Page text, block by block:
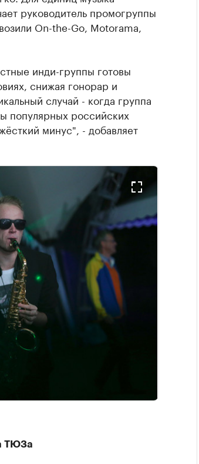
руководитель промогруппы
On-the-Go, Motorama,
инди-группы готовы
снижая гонорар и
случай - когда группа
популярных российских
минус", - добавляет
ТЮЗа